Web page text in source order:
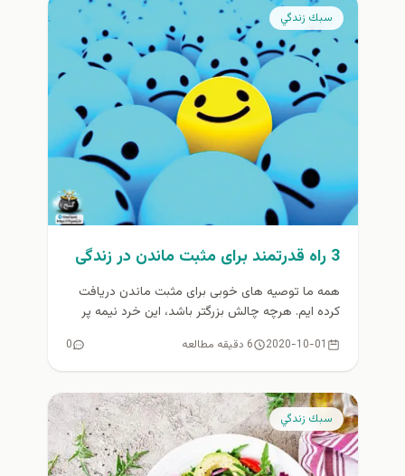
سبك زندگي
3 راه قدرتمند برای مثبت ماندن در زندگی
همه ما توصیه های خوبی برای مثبت ماندن دریافت
کرده ایم. هرچه چالش بزرگتر باشد، این خرد نیمه پر
2020-10-01 6 دقیقه مطالعه 0
سبك زندگي